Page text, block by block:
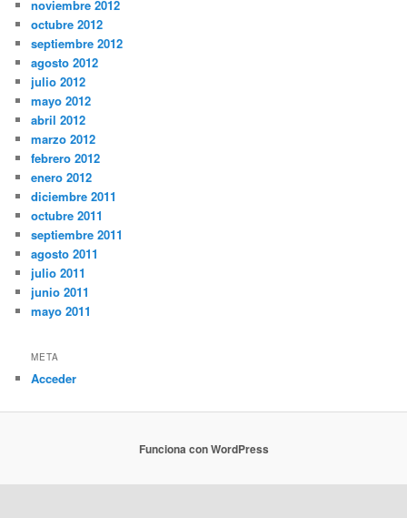
noviembre 2012
octubre 2012
septiembre 2012
agosto 2012
julio 2012
mayo 2012
abril 2012
marzo 2012
febrero 2012
enero 2012
diciembre 2011
octubre 2011
septiembre 2011
agosto 2011
julio 2011
junio 2011
mayo 2011
META
Acceder
Funciona con WordPress